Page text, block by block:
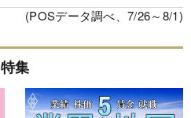
(POSデータ調べ、7/26～8/1)
特集